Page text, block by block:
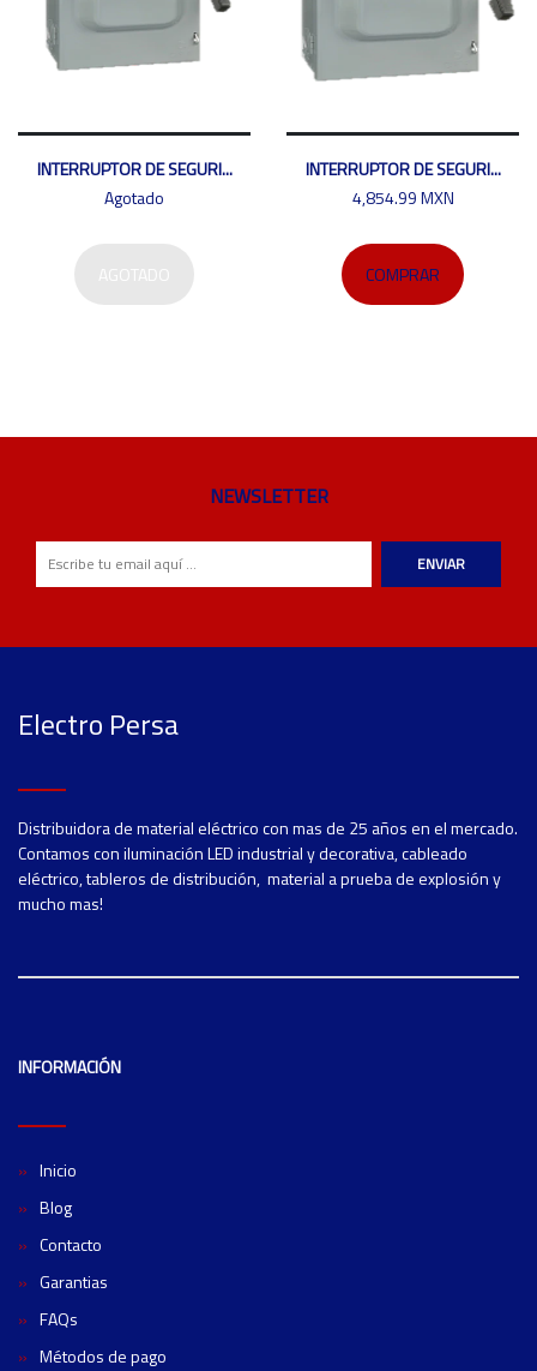
INTERRUPTOR DE SEGURI...
Agotado
INTERRUPTOR DE SEGURI...
4,854.99 MXN
COMPRAR
NEWSLETTER
ENVIAR
Electro Persa
Distribuidora de material eléctrico con mas de 25 años en el mercado.
Contamos con iluminación LED industrial y decorativa, cableado
eléctrico, tableros de distribución, material a prueba de explosión y
mucho mas!
INFORMACIÓN
Inicio
Blog
Contacto
Garantias
FAQs
Métodos de pago